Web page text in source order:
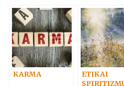
kötelez. Az
igazság
harcosai.
KARMA
ETIKAI